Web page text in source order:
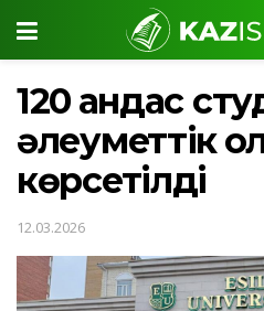
120 қандас
әлеуметтік
көрсетілді
12.03.2026